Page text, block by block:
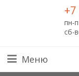
пн-
сб-
Меню